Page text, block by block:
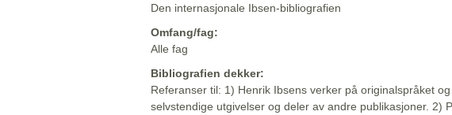
Den internasjonale Ibsen-bibliografien
Omfang/fag:
Alle fag
Bibliografien dekker:
Referanser til: 1) Henrik Ibsens verker på originalspråket
selvstendige utgivelser og deler av andre publikasjoner. 2)